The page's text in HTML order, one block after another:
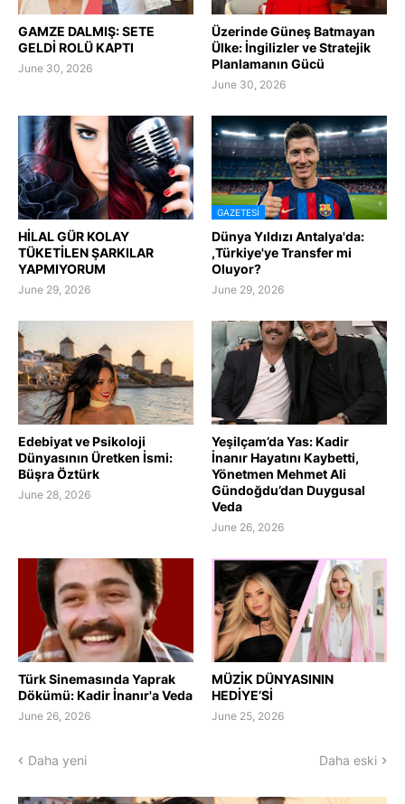
GAMZE DALMIŞ: SETE
GELDİ ROLÜ KAPTI
June 30, 2026
Üzerinde Güneş Batmayan
Ülke: İngilizler ve Stratejik
Planlamanın Gücü
June 30, 2026
HİLAL GÜR KOLAY
TÜKETİLEN ŞARKILAR
YAPMIYORUM
June 29, 2026
GAZETESI
Dünya Yıldızı Antalya'da:
,Türkiye'ye Transfer mi
Oluyor?
June 29, 2026
Edebiyat ve Psikoloji
Dünyasının Üretken İsmi:
Büşra Öztürk
June 28, 2026
Yeşilçam’da Yas: Kadir
İnanır Hayatını Kaybetti,
Yönetmen Mehmet Ali
Gündoğdu’dan Duygusal
Veda
June 26, 2026
Türk Sinemasında Yaprak
Dökümü: Kadir İnanır'a Veda
June 26, 2026
MÜZİK DÜNYASININ
HEDİYE’Sİ
June 25, 2026
Daha yeni Daha eski